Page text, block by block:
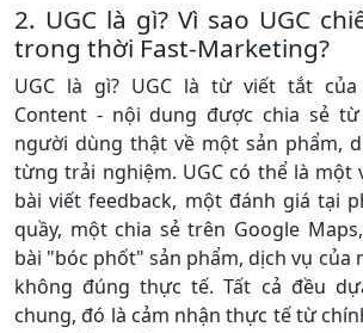
2. UGC là gì? Vì sao UGC
trong thời Fast-Marketing?
UGC là gì? UGC là từ viết tắt của
Content - nội dung được chia sẻ
người dùng thật về một sản phẩm,
từng trải nghiệm. UGC có thể là một
bài viết feedback, một đánh giá tại
quầy, một chia sẻ trên Google
bài "bóc phốt" sản phẩm, dịch vụ của
không đúng thực tế. Tất cả đều
chung, đó là cảm nhận thực tế từ